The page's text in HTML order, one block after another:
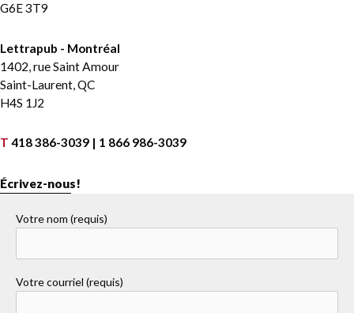
G6E 3T9
Lettrapub - Montréal
1402, rue Saint Amour
Saint-Laurent, QC
H4S 1J2
T 418 386-3039 | 1 866 986-3039
Écrivez-nous!
Votre nom (requis)
Votre courriel (requis)